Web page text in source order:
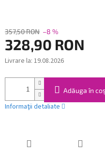
357,50 RON –8 %
328,90 RON
Evaluare
Livrare la: 19.08.2026
Adăuga în
Informaţii detaliate